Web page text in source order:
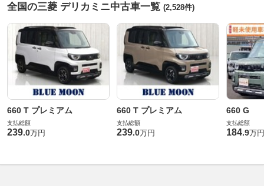
全国の三菱 デリカミニ中古車一覧 (2,528件)
660 T プレミアム
支払総額
239.0万円
660 T プレミアム
支払総額
239.0万円
660 G
支払総額
184.9万円